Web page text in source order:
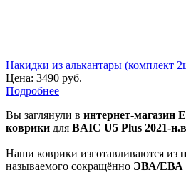
Накидки из алькантары (комплект
Цена: 3490 руб.
Подробнее
Вы заглянули в интернет-магазин
коврики для BAIC U5 Plus 2021-
Наши коврики изготавливаются из
называемого сокращённо ЭВА/ЕВА